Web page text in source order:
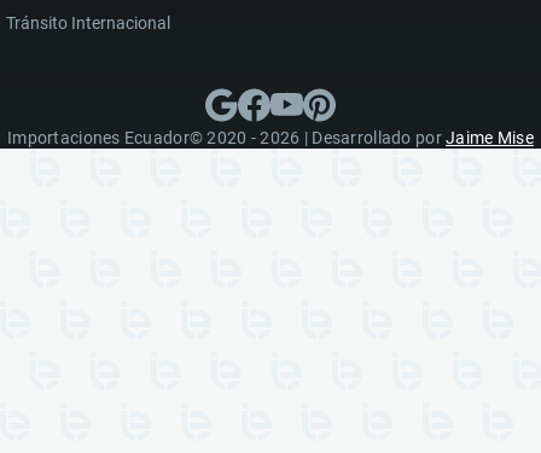
Tránsito Internacional
Importaciones Ecuador© 2020 - 2026 | Desarrollado porJaime Mise